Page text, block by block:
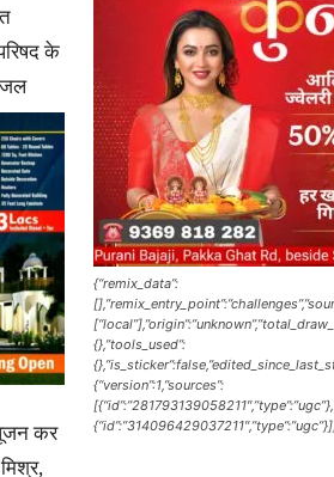
Today
Hindi
News
{“remix_data”:
{},”tools_used”:
{“version”:1,”sources”:
[{“id”:”281793139058211″,”type”:”ugc”},
के
जल
कर